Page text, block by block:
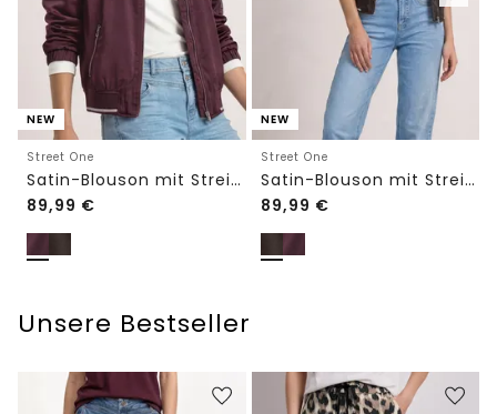
NEW
Street One
Satin-Blouson mit Streifendetails
89,99 €
NEW
Street One
Satin-Blouson mit Streifendetails
89,99 €
Unsere Bestseller